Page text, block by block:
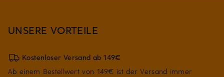
UNSERE VORTEILE
Kostenloser Versand ab 149€
Ab einem Bestellwert von 149€ ist der Versand immer